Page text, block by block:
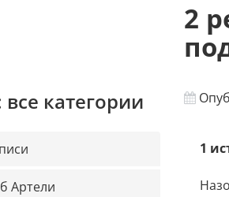
2
1
все категории
Артели